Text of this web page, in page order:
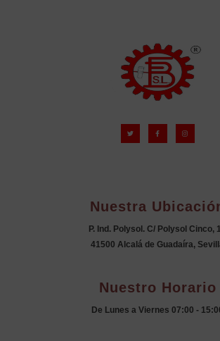
Nuestra
P. Ind. Polysol. C/ Polysol Cinco,
41500 Alcalá de Guadaíra,
Nuestro Horario
De Lunes a Viernes 07:00 -